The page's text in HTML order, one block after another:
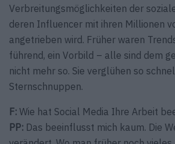
Verbreitungsmöglichkeiten der
deren Influencer mit ihren Millionen
angetrieben wird. Früher waren
führend, ein Vorbild – alle sind dem
nicht mehr so. Sie verglühen so
Sternschnuppen.
F: Wie hat Social Media Ihre Arbeit
PP: Das beeinflusst mich kaum. Die